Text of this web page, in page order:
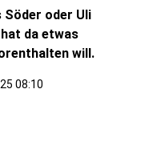
Söder oder Uli
da etwas
will.
08:10